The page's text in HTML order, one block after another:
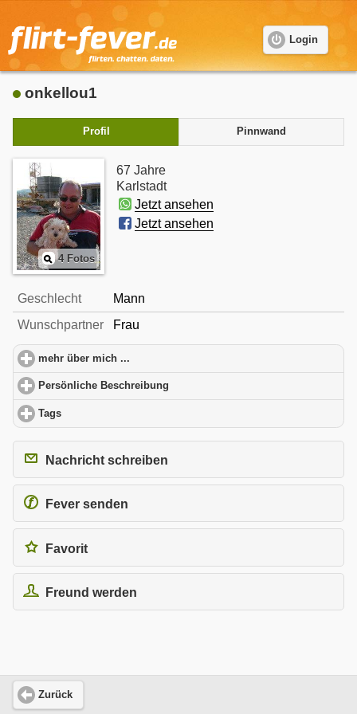
Login
onkellou1
Profil Pinnwand
4 Fotos
67 Jahre
Karlstadt
Jetzt ansehen
Jetzt ansehen
Geschlecht
Mann
Wunschpartner
Frau
mehr über mich ...
Persönliche Beschreibung
Tags
Nachricht schreiben
Fever senden
Favorit
Freund werden
Zurück